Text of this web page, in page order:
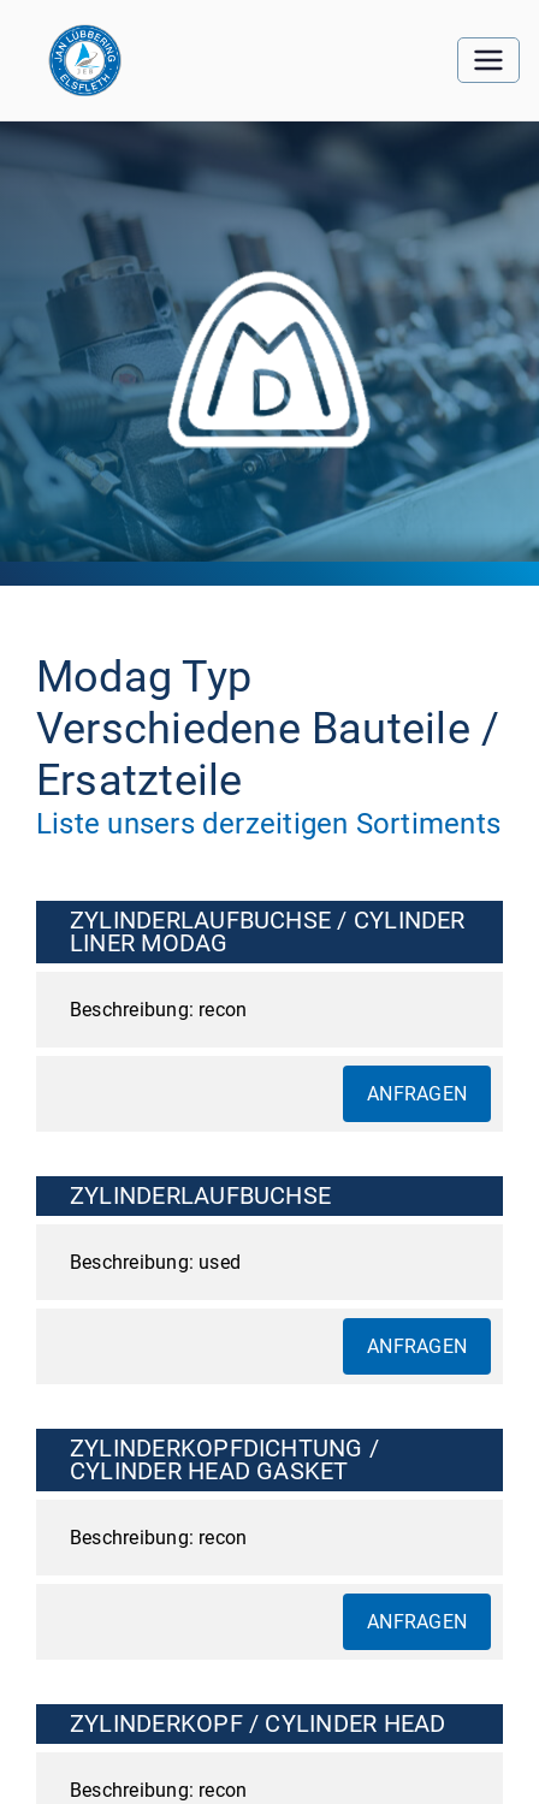
Modag Typ
Verschiedene Bauteile /
Ersatzteile
Liste unsers derzeitigen Sortiments
ZYLINDERLAUFBUCHSE / CYLINDER
LINER MODAG
recon
ANFRAGEN
ZYLINDERLAUFBUCHSE
used
ANFRAGEN
ZYLINDERKOPFDICHTUNG /
CYLINDER HEAD GASKET
recon
ANFRAGEN
ZYLINDERKOPF / CYLINDER HEAD
recon